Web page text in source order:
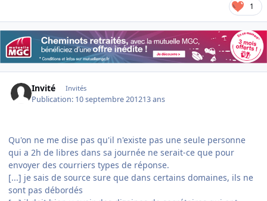
1
Invité Invités
Publication: 10 septembre 201213 ans
Qu'on ne me dise pas qu'il n'existe pas une seule personne
qui a 2h de libres dans sa journée ne serait-ce que pour
envoyer des courriers types de réponse.
[...] je sais de source sure que dans certains domaines, ils ne
sont pas débordés